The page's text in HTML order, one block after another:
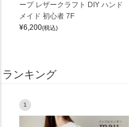
ープ レザークラフト DIY ハンド
メイド 初心者 7F
¥6,200(税込)
ランキング
1